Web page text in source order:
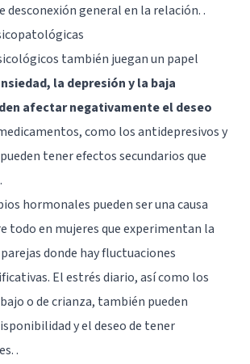
desconexión general en la relación. .
también juegan un papel
, la depresióny la baja
afectar negativamente el deseo
como los antidepresivos y
tener efectos secundarios que
hormonales pueden ser una causa
todo en mujeres que experimentan la
donde hay fluctuaciones
El estrés diario, así como los
o de crianza, también pueden
y el deseo de tener
.